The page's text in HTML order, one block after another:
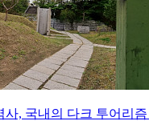
사, 국내의 다크 투어리